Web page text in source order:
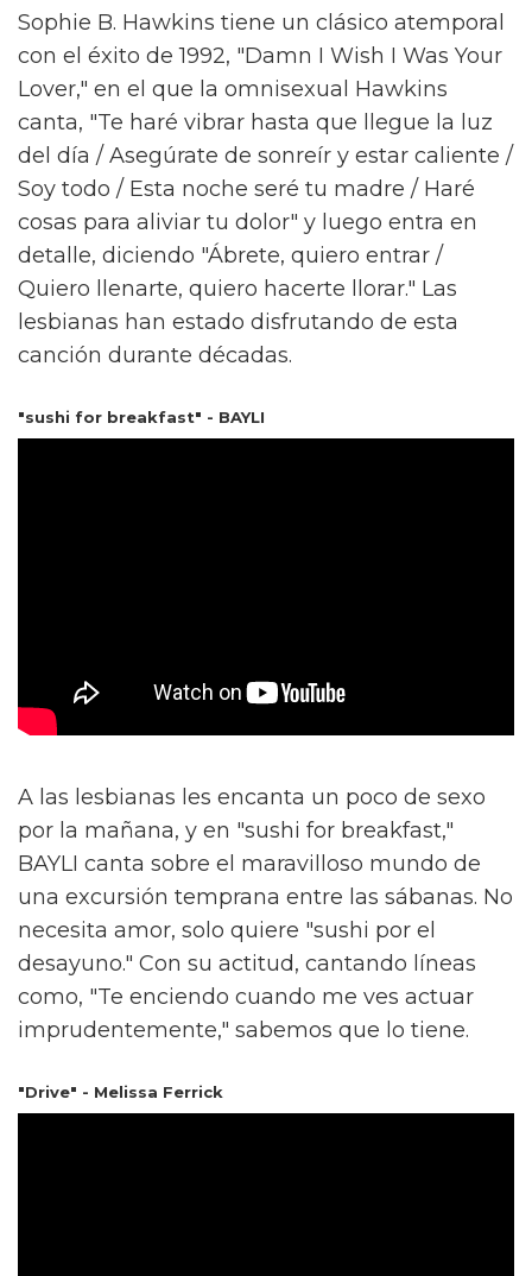
Sophie B. Hawkins tiene un clásico atemporal
con el éxito de 1992, "Damn I Wish I Was Your
Lover," en el que la omnisexual Hawkins
canta, "Te haré vibrar hasta que llegue la luz
del día / Asegúrate de sonreír y estar caliente /
Soy todo / Esta noche seré tu madre / Haré
cosas para aliviar tu dolor" y luego entra en
detalle, diciendo "Ábrete, quiero entrar /
Quiero llenarte, quiero hacerte llorar." Las
lesbianas han estado disfrutando de esta
canción durante décadas.
"sushi for breakfast" - BAYLI
A las lesbianas les encanta un poco de sexo
por la mañana, y en "sushi for breakfast,"
BAYLI canta sobre el maravilloso mundo de
una excursión temprana entre las sábanas. No
necesita amor, solo quiere "sushi por el
desayuno." Con su actitud, cantando líneas
como, "Te enciendo cuando me ves actuar
imprudentemente," sabemos que lo tiene.
"Drive" - Melissa Ferrick